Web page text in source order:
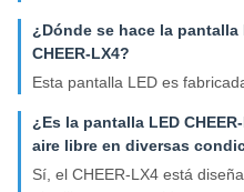
¿Dónde se hace la
CHEER-LX4?
Esta pantalla LED es
¿Es la pantalla LED
aire libre en diversas
Sí, el CHEER-LX4 está